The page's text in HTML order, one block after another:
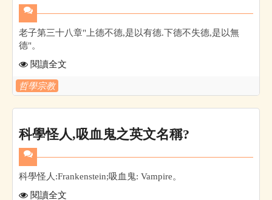
老子第三十八章"上德不德,是以有德.下德不失德,是以無
德"。
閱讀全文
哲學宗教
科學怪人,吸血鬼之英文名稱?
科學怪人:Frankenstein;吸血鬼: Vampire。
閱讀全文